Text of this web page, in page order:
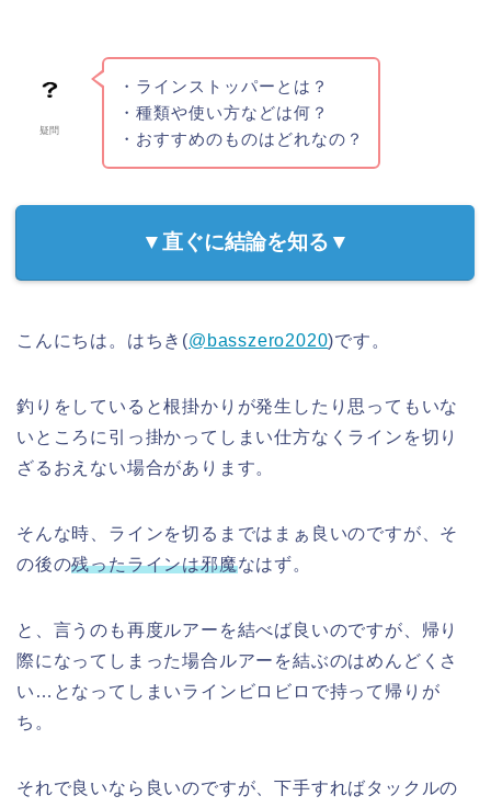
疑問
・ラインストッパーとは？
・種類や使い方などは何？
・おすすめのものはどれなの？
▼直ぐに結論を知る▼
こんにちは。はちき(@basszero2020)です。
釣りをしていると根掛かりが発生したり思ってもいな
いところに引っ掛かってしまい仕方なくラインを切り
ざるおえない場合があります。
そんな時、ラインを切るまではまぁ良いのですが、そ
の後の残ったラインは邪魔なはず。
と、言うのも再度ルアーを結べば良いのですが、帰り
際になってしまった場合ルアーを結ぶのはめんどくさ
い…となってしまいラインビロビロで持って帰りが
ち。
それで良いなら良いのですが、下手すればタックルの